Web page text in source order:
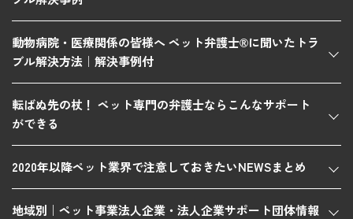
動物病院・医療関係の皆様へ ペット弁護士®に聞いたトラ
ブル解決方法｜解決事例付
転ばぬ先の杖！ ペット専門の弁護士ならこんなサポート
ができる
2020年以降ペット業界で注意しておきたいNEWSまとめ
地域別｜ペット事業法人企業・法人企業サポート団体情報